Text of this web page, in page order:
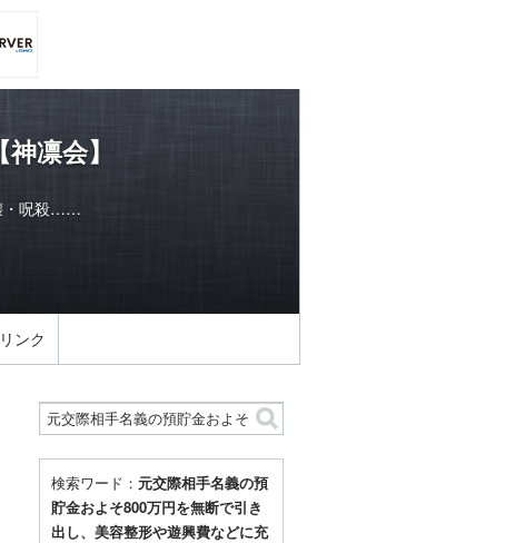
凛会】
・呪殺……
リンク
検索ワード： 元交際相手名義の預
貯金およそ800万円を無断で引き
出し、美容整形や遊興費などに充